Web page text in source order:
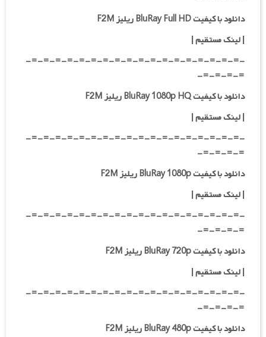
دانلود با کیفیت BluRay Full HD ریلیز F2M
|لینک مستقیم|
-=-=-=-=-=-=-=-=-=-=-=-=-=-=-=-=-=-=-
=-=-=-=-
دانلود با کیفیت BluRay 1080p HQ ریلیز F2M
|لینک مستقیم|
-=-=-=-=-=-=-=-=-=-=-=-=-=-=-=-=-=-=-
=-=-=-=-
دانلود با کیفیت BluRay 1080p ریلیز F2M
|لینک مستقیم|
-=-=-=-=-=-=-=-=-=-=-=-=-=-=-=-=-=-=-
=-=-=-=-
دانلود با کیفیت BluRay 720p ریلیز F2M
| لینک مستقیم|
-=-=-=-=-=-=-=-=-=-=-=-=-=-=-=-=-=-=-
=-=-=-=-
دانلود با کیفیت BluRay 480p ریلیز F2M